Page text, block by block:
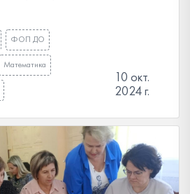
ФОП ДО
Математика
10 окт.
2024 г.